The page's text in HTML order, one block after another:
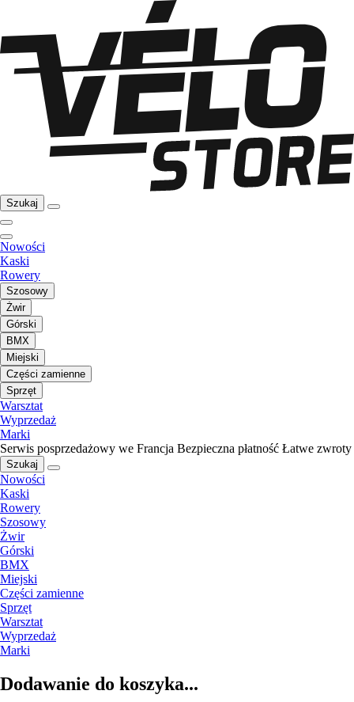
Szukaj
Nowości
Kaski
Rowery
Szosowy
Żwir
Górski
BMX
Miejski
Części zamienne
Sprzęt
Warsztat
Wyprzedaż
Marki
Serwis posprzedażowy we Francja Bezpieczna płatność Łatwe zwroty
Szukaj
Nowości
Kaski
Rowery
Szosowy
Żwir
Górski
BMX
Miejski
Części zamienne
Sprzęt
Warsztat
Wyprzedaż
Marki
Dodawanie do koszyka...